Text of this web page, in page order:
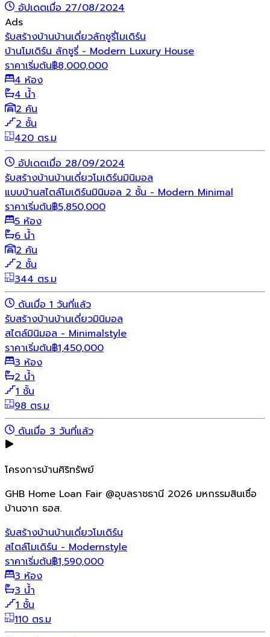
อัปเดตเมื่อ 27/08/2024
Ads
รับสร้างบ้านบ้านเดี่ยวลักชูรี่โมเดิร์น
บ้านโมเดิร์น ลักชูรี่ - Modern Luxury House
ราคาเริ่มต้น฿8,000,000
4 ห้อง
4 น้ำ
2 คัน
2 ชั้น
420 ตร.ม
อัปเดตเมื่อ 28/09/2024
รับสร้างบ้านบ้านเดี่ยวโมเดิร์นมินิมอล
แบบบ้านสไตล์โมเดิร์นมินิมอล 2 ชั้น - Modern Minimal
ราคาเริ่มต้น฿5,850,000
5 ห้อง
6 น้ำ
2 คัน
2 ชั้น
344 ตร.ม
ดันเมื่อ 1 วันที่แล้ว
รับสร้างบ้านบ้านเดี่ยวมินิมอล
สไตล์มินิมอล - Minimalstyle
ราคาเริ่มต้น฿1,450,000
3 ห้อง
2 น้ำ
1 ชั้น
98 ตร.ม
ดันเมื่อ 3 วันที่แล้ว
โครงการบ้านศิริทรัพย์
GHB Home Loan Fair @อุบลราชธานี 2026 มหกรรมสินเชื่อ
บ้านจาก ธอส.
รับสร้างบ้านบ้านเดี่ยวโมเดิร์น
สไตล์โมเดิร์น - Modernstyle
ราคาเริ่มต้น฿1,590,000
3 ห้อง
3 น้ำ
1 ชั้น
110 ตร.ม